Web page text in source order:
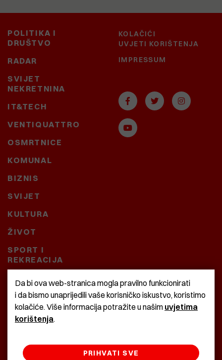
POLITIKA I
DRUŠTVO
RADAR
SVIJET
NEKRETNINA
IT&TECH
VENTIQUATTRO
OSMRTNICE
KOMUNAL
BIZNIS
SVIJET
KULTURA
ŽIVOT
SPORT I
REKREACIJA
CRNA KRONIKA
BAŠTARDINI I PRAVI
KRASNA ZEMLJA
KOLAČIĆI
UVJETI KORIŠTENJA
IMPRESSUM
Da bi ova web-stranica mogla pravilno funkcionirati
i da bismo unaprijedili vaše korisničko iskustvo, koristimo
kolačiće. Više informacija potražite u našim uvjetima
korištenja.
PRIHVATI SVE